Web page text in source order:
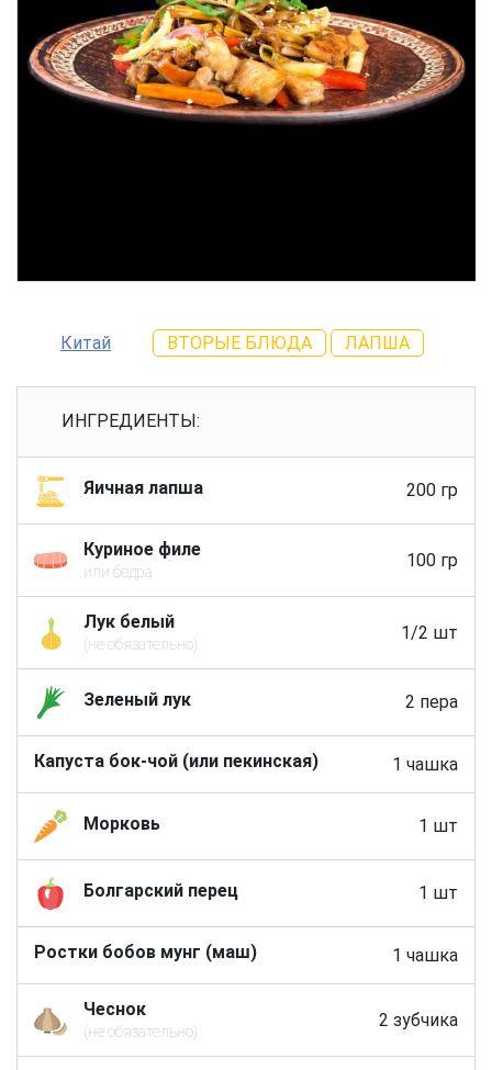
Китай ВТОРЫЕ БЛЮДА ЛАПША
ИНГРЕДИЕНТЫ:
Яичная лапша 200 гр
Куриное филе
или бедра
100 гр
Лук белый
(не обязательно)
1/2 шт
Зеленый лук 2 пера
Капуста бок-чой (или пекинская) 1 чашка
Морковь 1 шт
Болгарский перец 1 шт
Ростки бобов мунг (маш) 1 чашка
Чеснок
(не обязательно)
2 зубчика